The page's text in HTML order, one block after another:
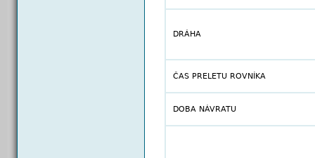
DRÁHA
ČAS PRELETU ROVNÍKA
DOBA NÁVRATU